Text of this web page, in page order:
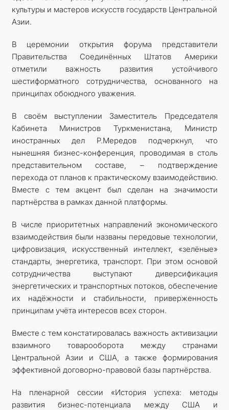
культуры и мастеров искусств государств Центральной
Азии.
В церемонии открытия форума представители
Правительства Соединённых Штатов Америки
отметили важность развития устойчивого
шестиформатного сотрудничества, основанного на
принципах обоюдного уважения.
В своём выступлении Заместитель Председателя
Кабинета Министров Туркменистана, Министр
иностранных дел Р.Мередов подчеркнул, что
нынешняя бизнес-конференция, проводимая в столь
представительном составе, – подтверждение
перехода от планов к практическому взаимодействию.
Вместе с тем акцент был сделан на значимости
партнёрства в рамках данной платформы.
В числе приоритетных направлений экономического
взаимодействия были названы передовые технологии,
цифровизация, искусственный интеллект, «зелёные»
стандарты, энергетика, транспорт. При этом основой
сотрудничества выступают диверсификация
энергетических и транспортных потоков, обеспечение
их надёжности и стабильности, приверженность
принципам учёта интересов всех сторон.
Вместе с тем констатировалась важность активизации
взаимного товарооборота между странами
Центральной Азии и США, а также формирования
эффективной договорно-правовой базы партнёрства.
На пленарной сессии «История успеха: методы
развития бизнес-потенциала между США и